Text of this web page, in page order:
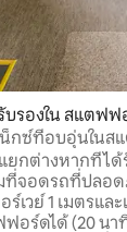
บรองใน สแตฟฟ
น็กซ์ที่อบอุ่นใน
กต่างหากที่ได้
ที่จอดรถที่ปลอด
ร์เวย์ 1 เมตรแล
อร์ดได้ (20 นา